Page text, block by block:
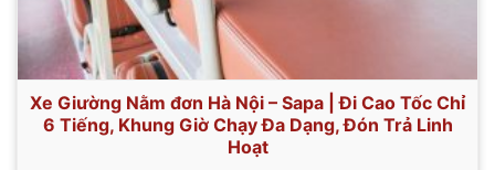
Xe Giường Nằm đơn Hà Nội – Sapa | Đi Cao Tốc Chỉ
6 Tiếng, Khung Giờ Chạy Đa Dạng, Đón Trả Linh
Hoạt